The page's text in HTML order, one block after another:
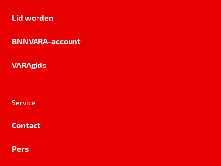
Lid worden
BNNVARA-account
VARAgids
Service
Contact
Pers